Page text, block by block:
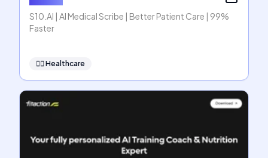
S10.AI | AI Medical Scribe | Better Patient Care | 99%
Faster
👩‍⚕️ Healthcare